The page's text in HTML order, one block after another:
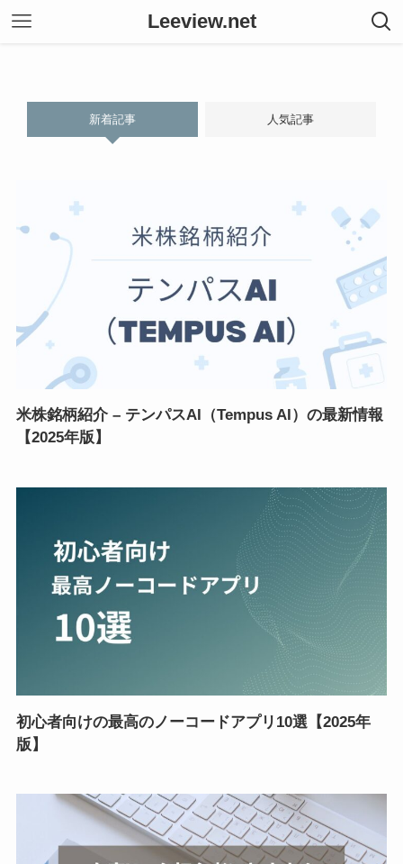
Leeview.net
新着記事 人気記事
米株銘柄紹介 – テンパスAI（Tempus AI）の最新情報
【2025年版】
初心者向けの最高のノーコードアプリ10選【2025年
版】